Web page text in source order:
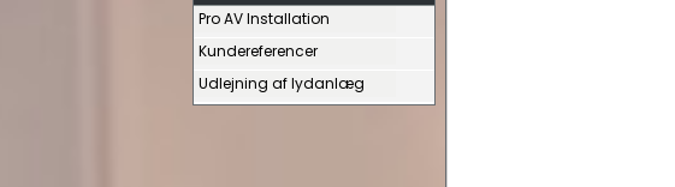
Pro AV Installation
Kundereferencer
Udlejning af lydanlæg